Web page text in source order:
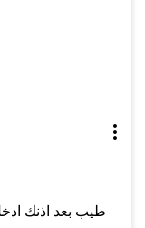
طيب بعد اذنك